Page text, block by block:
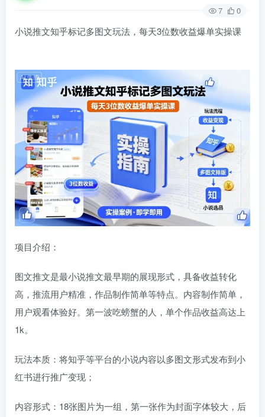
7 0
小说推文知乎标记多图文玩法，每天3位数收益爆单实操课
项目介绍：
图文推文是最小说推文最早期的展现形式，具备收益转化
高，推流用户精准，作品制作简单等特点。内容制作简单，
用户观看体验好。第一波吃螃蟹的人，单个作品收益高达上
1k。
玩法本质：将知乎等平台的小说内容以多图文形式发布到小
红书进行推广变现；
内容形式：18张图片为一组，第一张作为封面字体较大，后